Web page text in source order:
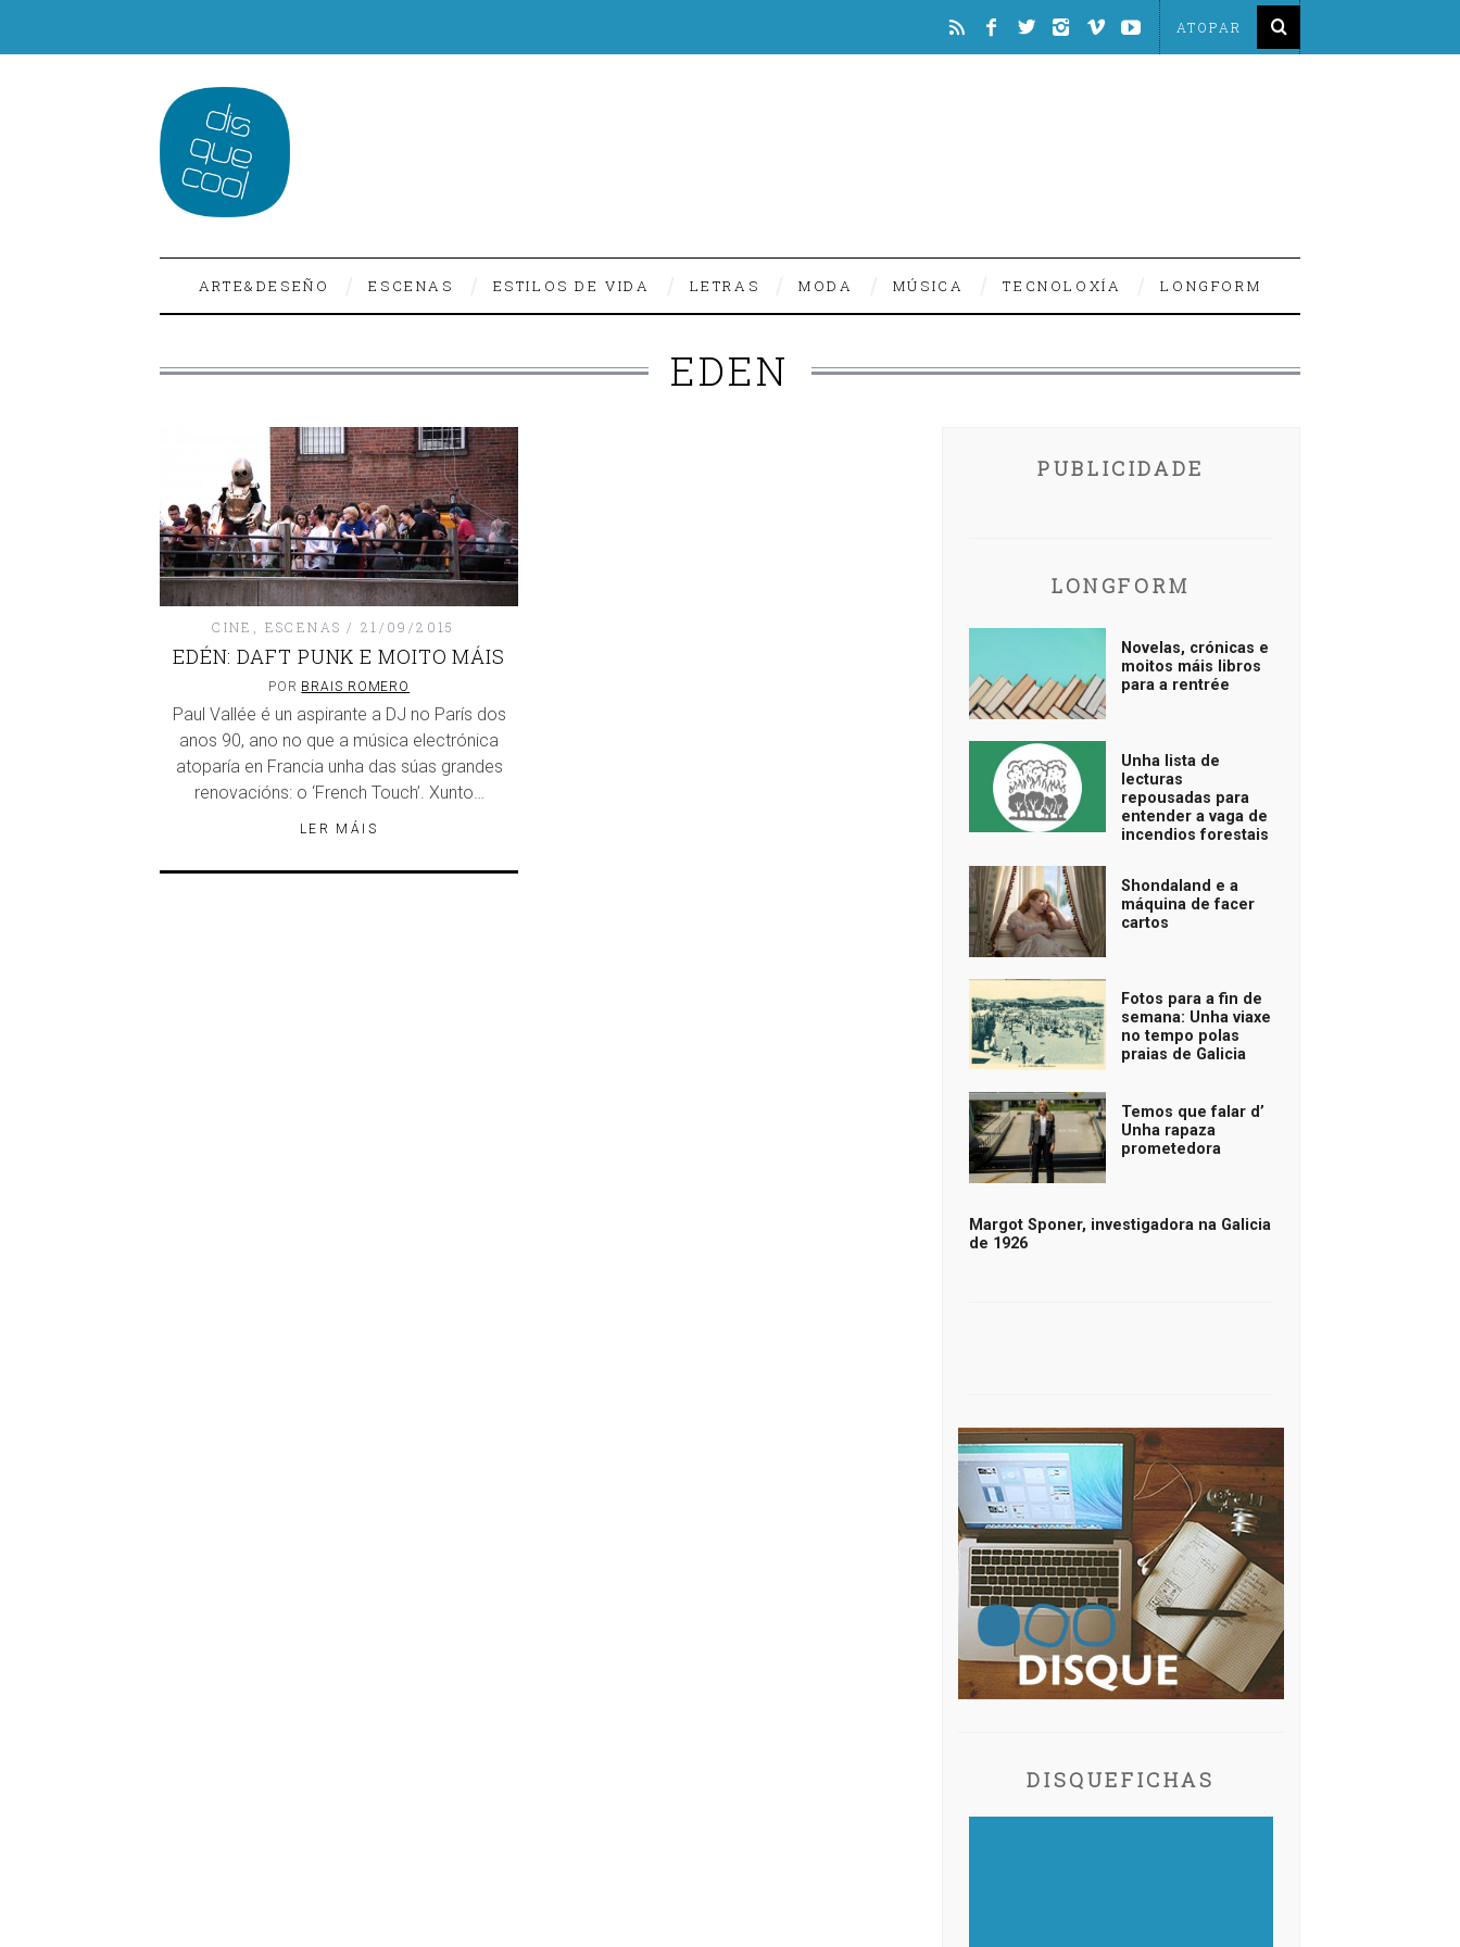
ARTE&DESEÑO ESCENAS ESTILOS DE VIDA LETRAS MODA MÚSICA TECNOLOXÍA LONGFORM
EDEN
CINE ESCENAS 21/09/2015
EDÉN: DAFT PUNK E MOITO MÁIS
POR BRAIS ROMERO
Paul Vallée é un aspirante a DJ no París dos
anos 90, ano no que a música electrónica
atoparía en Francia unha das súas grandes
renovacións: o ‘French Touch’. Xunto…
LER MÁIS
PUBLICIDADE
LONGFORM
Novelas, crónicas e
moitos máis libros
para a rentrée
Unha lista de
lecturas
repousadas para
entender a vaga de
incendios forestais
Shondaland e a
máquina de facer
cartos
Fotos para a fin de
semana: Unha viaxe
no tempo polas
praias de Galicia
Temos que falar d’
Unha rapaza
prometedora
Margot Sponer, investigadora na Galicia
de 1926
DISQUEFICHAS